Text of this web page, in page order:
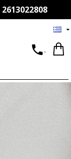
2613022808
.